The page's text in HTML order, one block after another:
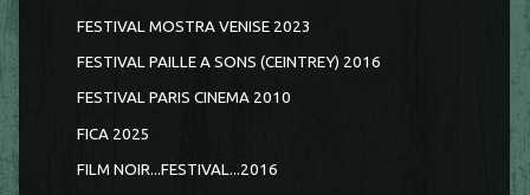
FESTIVAL MOSTRA VENISE 2023
FESTIVAL PAILLE A SONS (CEINTREY) 2016
FESTIVAL PARIS CINEMA 2010
FICA 2025
FILM NOIR...FESTIVAL...2016